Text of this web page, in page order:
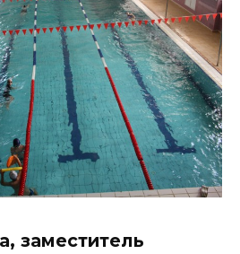
заместитель